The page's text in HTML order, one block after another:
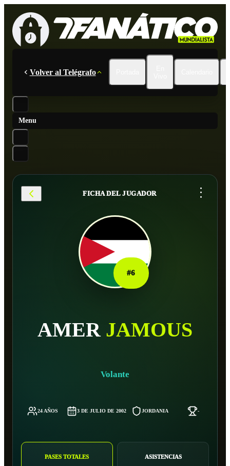
Volver al Telégrafo
Menu
FICHA DEL JUGADOR ...
#6
AMER JAMOUS
Volante
24 AÑOS 3 DE JULIO DE 2002 JORDANIA -
PASES TOTALES ASISTENCIAS